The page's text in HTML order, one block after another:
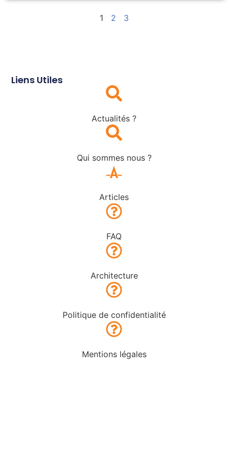
1 2 3
Liens Utiles
Actualités ?
Qui sommes nous ?
Articles
FAQ
Architecture
Politique de confidentialité
Mentions légales